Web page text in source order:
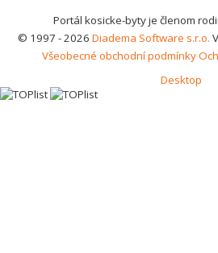
Portál kosicke-byty je členom
© 1997 - 2026 Diadema Software s.r.o.
Všeobecné obchodní podmínky
Desktop